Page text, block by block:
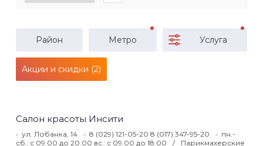
Район Метро Услуга
Акции и скидки (2)
Салон красоты Инсити
ул. Лобанка, 14 8 (029) 121-05-20 8 (017) 347-95-20
пн.-
сб.: c 09.00 до 20.00 вс.: c 09.00 до 18.00
Парикмахерские